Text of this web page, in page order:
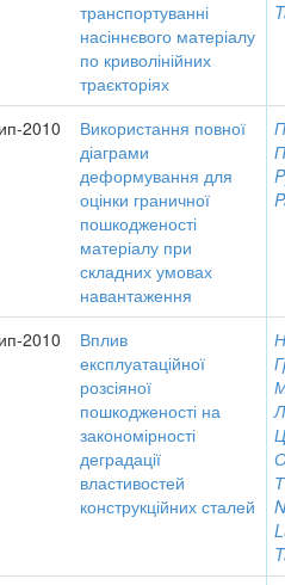
транспортуванні
насіннєвого матеріалу
по криволінійних
траєкторіях
2010
Використання повної
діаграми
деформування для
оцінки граничної
пошкодженості
матеріалу при
складних умовах
навантаження
2010
Вплив
експлуатаційної
розсіяної
пошкодженості на
закономірності
деградації
властивостей
конструкційних сталей